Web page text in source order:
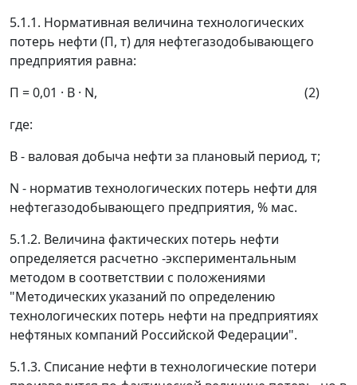
5.1.1. Нормативная величина технологических
потерь нефти (П, т) для нефтегазодобывающего
предприятия равна:
П = 0,01 · B · N, (2)
где:
В- валовая добыча нефти за плановый период, т;
N - норматив технологических потерь нефти для
нефтегазодобывающего предприятия, % мас.
5.1.2. Величина фактических потерь нефти
определяется расчетно -экспериментальным
методом в соответствии с положениями
"Методических указаний по определению
технологических потерь нефти на предприятиях
нефтяных компаний Российской Федерации".
5.1.3. Списание нефти в технологические потери